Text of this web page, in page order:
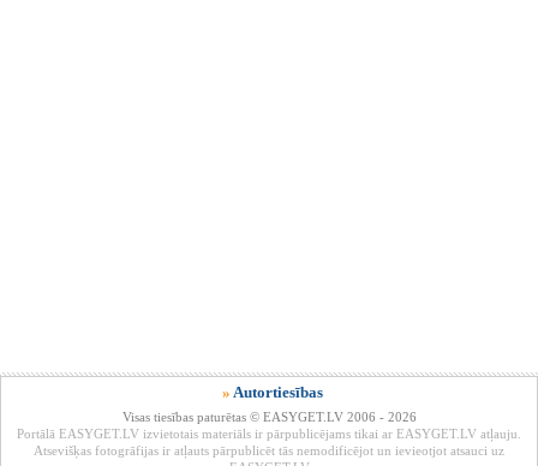
» Autortiesības
Visas tiesības paturētas © EASYGET.LV 2006 - 2026
Portālā EASYGET.LV izvietotais materiāls ir pārpublicējams tikai ar EASYGET.LV atļauju.
Atsevišķas fotogrāfijas ir atļauts pārpublicēt tās nemodificējot un ievieotjot atsauci uz